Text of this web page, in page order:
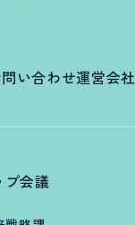
い合わせ運営会社
プ会議